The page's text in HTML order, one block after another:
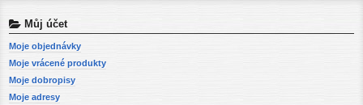
Můj účet
Moje objednávky
Moje vrácené produkty
Moje dobropisy
Moje adresy